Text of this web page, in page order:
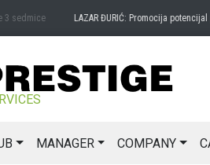
LAZAR ĐURIĆ: Promocija potencijal
MANAGER COMPANY